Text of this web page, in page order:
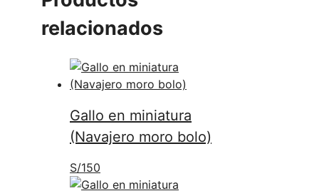
relacionados
Gallo en miniatura
(Navajero moro bolo)
S/150